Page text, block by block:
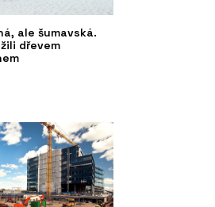
ale šumavská.
dřevem